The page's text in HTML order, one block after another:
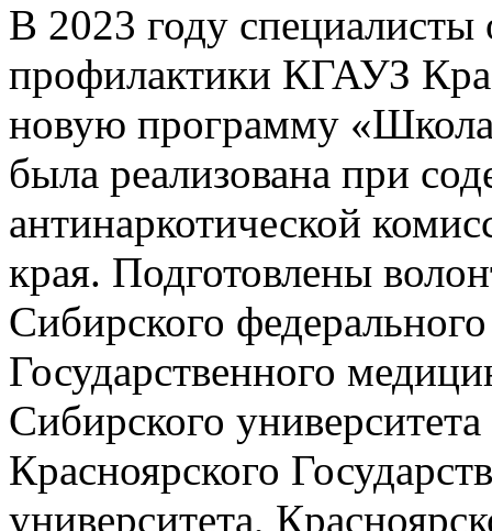
В 2023 году специалисты
профилактики КГАУЗ
новую программу «Школа
была реализована при
антинаркотической
края. Подготовлены
Сибирского
Государственного
Сибирского
Красноярского
университета,